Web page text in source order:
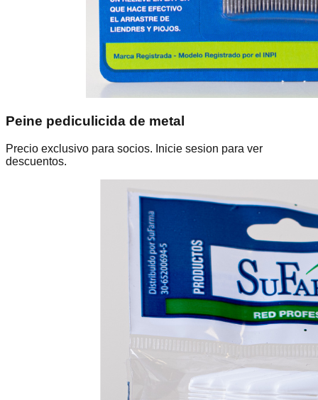
Peine pediculicida de metal
Precio exclusivo para socios. Inicie sesion para ver
descuentos.